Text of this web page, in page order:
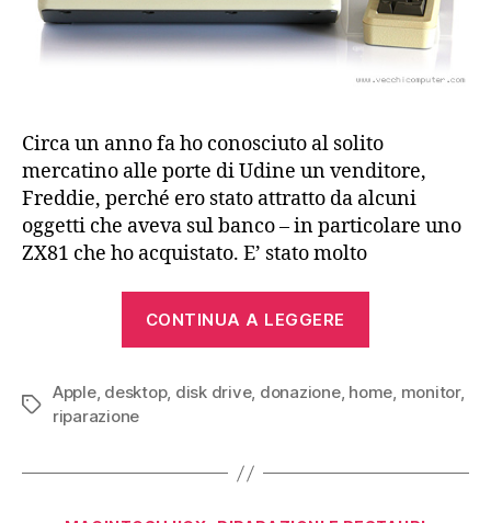
Circa un anno fa ho conosciuto al solito
mercatino alle porte di Udine un venditore,
Freddie, perché ero stato attratto da alcuni
oggetti che aveva sul banco – in particolare uno
ZX81 che ho acquistato. E’ stato molto
CONTINUA A LEGGERE
(1979)”
Tag
Apple, desktop, disk drive, donazione, home, monitor,
riparazione